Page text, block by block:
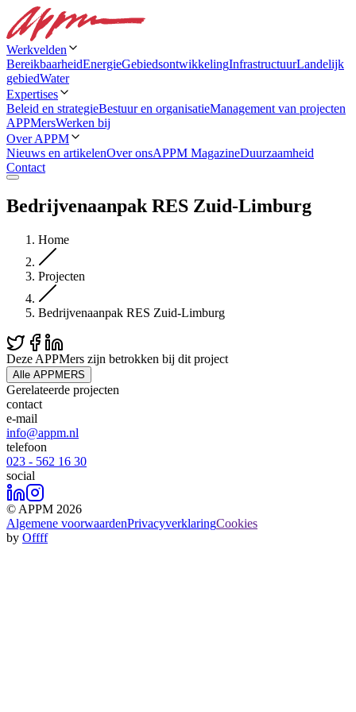
Werkvelden
BereikbaarheidEnergieGebiedsontwikkelingInfrastructuurLandelijk
gebiedWater
Expertises
Beleid en strategieBestuur en organisatieManagement van projecten
APPMersWerken bij
Over APPM
Nieuws en artikelenOver onsAPPM MagazineDuurzaamheid
Contact
Bedrijvenaanpak RES Zuid-Limburg
Home
Projecten
Bedrijvenaanpak RES Zuid-Limburg
Deze APPMers zijn betrokken bij dit project
Alle APPMERS
Gerelateerde projecten
contact
e-mail
info@appm.nl
telefoon
023 - 562 16 30
social
© APPM 2026
Algemene voorwaardenPrivacyverklaringCookies
by Offff